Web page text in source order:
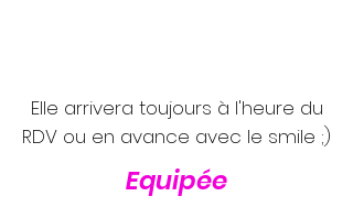
Elle arrivera toujours à l'heure du
RDV ou en avance avec le smile ;)
Equipée